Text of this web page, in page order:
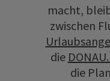
macht,
zwischen
die
die